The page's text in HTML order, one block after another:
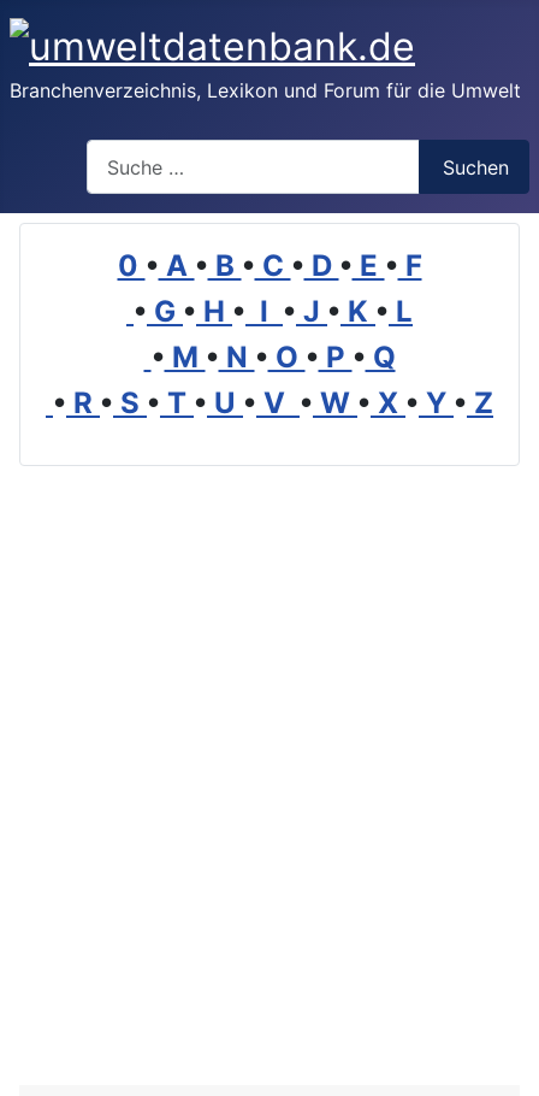
Branchenverzeichnis, Lexikon und Forum für die Umwelt
Suchen
0 • A • B • C • D • E • F
• G • H • I • J • K • L
• M • N • O • P • Q
• R • S • T • U • V • W • X • Y • Z